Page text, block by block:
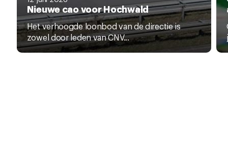
Nieuwe cao voor Hochwald
Het verhoogde loonbod van de directie is
zowel door leden van CNV...